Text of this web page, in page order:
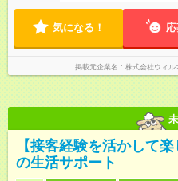
気になる！
掲載元企業名 株式会社ウィ
【接客経験を活かして
の生活サポート